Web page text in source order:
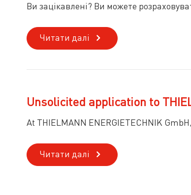
Ви зацікавлені? Ви можете
Читати далі
Unsolicited application to
At THIELMANN ENERGIETECHNIK
Читати далі